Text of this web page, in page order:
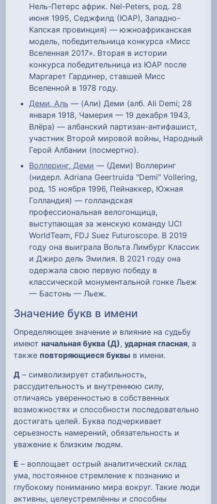
Нель-Петерс африк. Nel-Peters, род. 28
июня 1995, Седжфилд (ЮАР), Западно-
Капская провинция) — южноафриканская
модель, победительница конкурса «Мисс
Вселенная 2017». Вторая в истории
конкурса победительница из ЮАР после
Маргарет Гардинер, ставшей Мисс
Вселенной в 1978 году.
Деми, Аль — (Али) Деми (алб. Ali Demi; 28
января 1918, Чамерия — 19 декабря 1943,
Влёра) — албанский партизан-антифашист,
участник Второй мировой войны, Народный
Герой Албании (посмертно).
Воллеринг, Деми — (Деми) Воллеринг
(нидерл. Adriana Geertruida "Demi" Vollering,
род. 15 ноября 1996, Пейнаккер, Южная
Голландия) — голландская
профессиональная велогонщица,
выступающая за женскую команду UCI
WorldTeam, FDJ Suez Futuroscope. В 2019
году она выиграла Вольта Лимбург Классик
и Джиро дель Эмилия. В 2021 году она
одержала свою первую победу в
классической монументальной гонке Льеж
— Бастонь — Льеж.
Значение букв в имени
Определяющее значение и влияние на судьбу
имеют начальная буква (Д), ударная гласная, а
также повторяющиеся буквы в имени.
Д – символизирует стабильность,
рассудительность и внутреннюю силу,
отличаясь уверенностью в собственных
возможностях и способности последовательно
достигать целей. Буква подчеркивает
серьезность намерений, обязательность и
уважение к близким людям.
Е – воплощает острый аналитический склад
ума, постоянное стремление к познанию и
глубокому пониманию мира вокруг. Такие люди
активны, целеустремлённы и способны